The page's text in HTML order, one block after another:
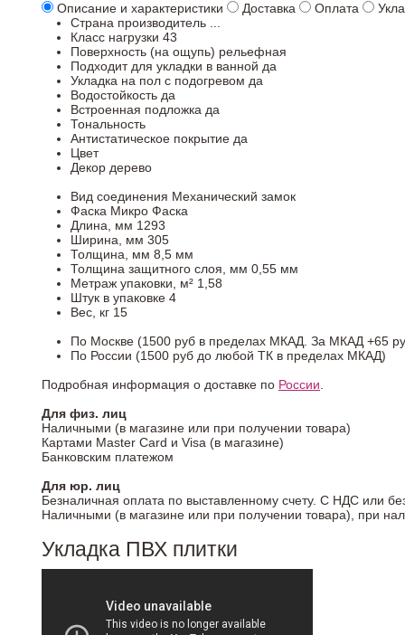
Описание и характеристики Доставка Оплата
Страна производитель ...
Класс нагрузки 43
Поверхность (на ощупь) рельефная
Подходит для укладки в ванной да
Укладка на пол c подогревом да
Водостойкость да
Встроенная подложка да
Тональность
Антистатическое покрытие да
Цвет
Декор дерево
Вид соединения Механический замок
Фаска Микро Фаска
Длина, мм 1293
Ширина, мм 305
Толщина, мм 8,5 мм
Толщина защитного слоя, мм 0,55 мм
Метраж упаковки, м² 1,58
Штук в упаковке 4
Вес, кг 15
По Москве (1500 руб в пределах МКАД. За МКАД +65
По России (1500 руб до любой ТК в пределах МКАД)
Подробная информация о доставке по России.
Для физ. лиц
Наличными (в магазине или при получении товара)
Картами Master Card и Visa (в магазине)
Банковским платежом
Для юр. лиц
Безналичная оплата по выставленному счету. С НДС или
Наличными (в магазине или при получении товара), при
Укладка ПВХ плитки